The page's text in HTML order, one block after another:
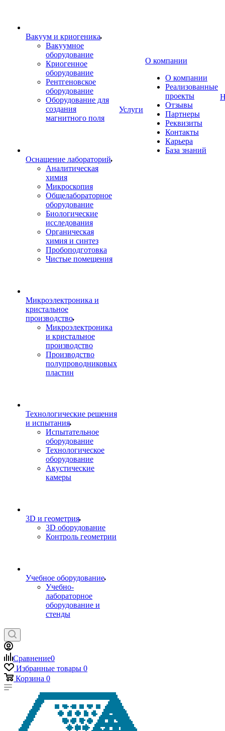
Вакуум и криогеника
Вакуумное
оборудование
Криогенное
оборудование
Рентгеновское
оборудование
Оборудование для
создания
магнитного поля
Оснащение лабораторий
Аналитическая
химия
Микроскопия
Общелабораторное
оборудование
Биологические
исследования
Органическая
химия и синтез
Пробоподготовка
Чистые помещения
Микроэлектроника и
кристальное
производство
Микроэлектроника
и кристальное
производство
Производство
полупроводниковых
пластин
Технологические решения
и испытания
Испытательное
оборудование
Технологическое
оборудование
Акустические
камеры
3D и геометрия
3D оборудование
Контроль геометрии
Учебное оборудование
Учебно-
лабораторное
оборудование и
стенды
Услуги
О компании
О компании
Реализованные
проекты
Отзывы
Партнеры
Реквизиты
Контакты
Карьера
База знаний
Сравнение0
Избранные товары 0
Корзина 0